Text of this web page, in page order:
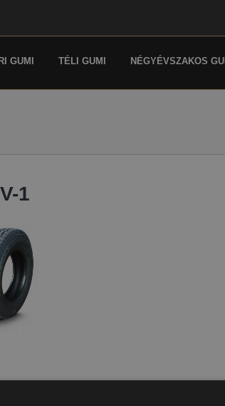
GUMI TÉLI GUMI NÉGYÉVSZAKOS
1